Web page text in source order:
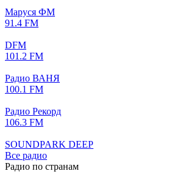
Маруся ФМ
91.4 FM
DFM
101.2 FM
Радио ВАНЯ
100.1 FM
Радио Рекорд
106.3 FM
SOUNDPARK DEEP
Все радио
Радио по странам